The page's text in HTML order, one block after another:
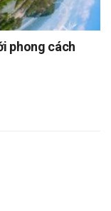
phong cách